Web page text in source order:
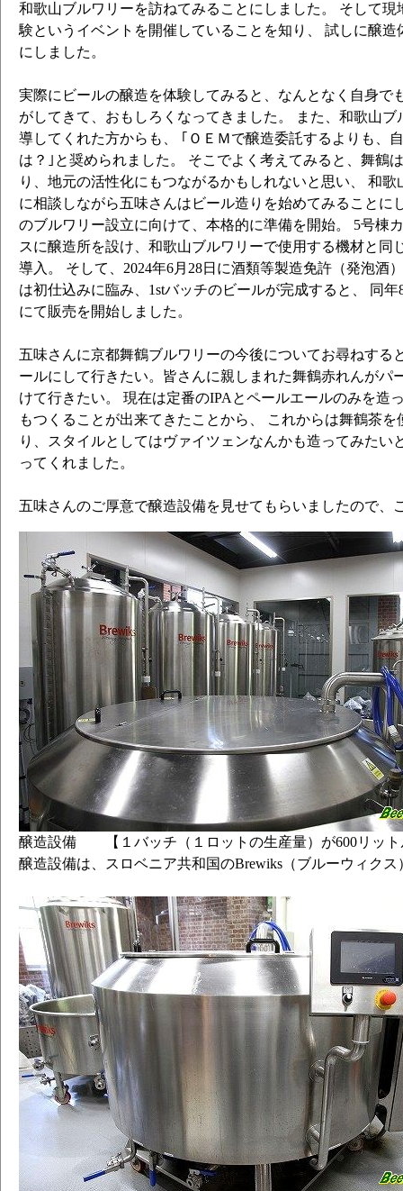
和歌山ブルワリーを訪ねてみることにしました。 そして現
験というイベントを開催していることを知り、 試しに醸造
にしました。
実際にビールの醸造を体験してみると、なんとなく自身で
がしてきて、おもしろくなってきました。 また、和歌山
導してくれた方からも、 ｢ＯＥＭで醸造委託するよりも、
は？｣と奨められました。 そこでよく考えてみると、舞鶴
り、地元の活性化にもつながるかもしれないと思い、 和
に相談しながら五味さんはビール造りを始めてみることに
のブルワリー設立に向けて、本格的に準備を開始。 5号棟
スに醸造所を設け、和歌山ブルワリーで使用する機材と同
導入。 そして、2024年6月28日に酒類等製造免許（発泡酒
は初仕込みに臨み、1stバッチのビールが完成すると、 同
にて販売を開始しました。
五味さんに京都舞鶴ブルワリーの今後についてお尋ねする
ールにして行きたい。皆さんに親しまれた舞鶴赤れんがパ
けて行きたい。 現在は定番のIPAとペールエールのみを造
もつくることが出来てきたことから、 これからは舞鶴茶
り、スタイルとしてはヴァイツェンなんかも造ってみたい
ってくれました。
五味さんのご厚意で醸造設備を見せてもらいましたので、
醸造設備 【１バッチ（１ロットの生産量）が600リット
醸造設備は、スロベニア共和国のBrewiks（ブルーウィク